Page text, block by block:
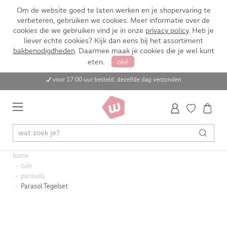
Om de website goed te laten werken en je shopervaring te
verbeteren, gebruiken we cookies. Meer informatie over de
cookies die we gebruiken vind je in onze privacy policy. Heb je
liever echte cookies? Kijk dan eens bij het assortiment
bakbenodigdheden. Daarmee maak je cookies die je wel kunt
eten.
oké
voor 17:00 uur besteld, dezelfde dag verzonden
home
tuin
parasols
Parasol Tegelset